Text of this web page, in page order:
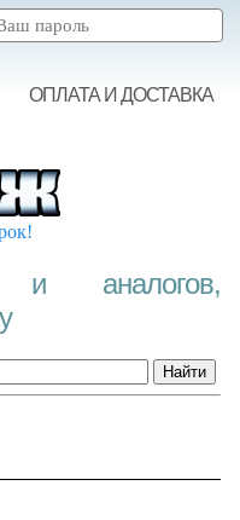
ОПЛАТА И ДОСТАВКА
и аналогов,